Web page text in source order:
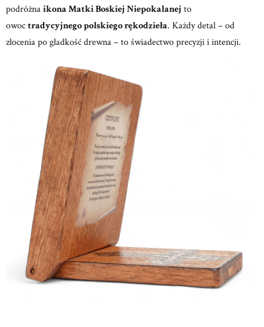
podróżnaikona Matki Boskiej Niepokalanej to
owoc tradycyjnego polskiego rękodzieła. Każdy detal – od
złocenia po gładkość drewna – to świadectwo precyzji i intencji.